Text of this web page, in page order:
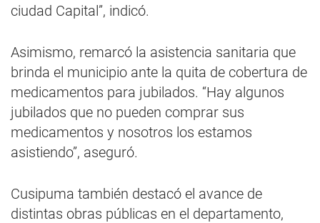
ciudad Capital”, indicó.
Asimismo, remarcó la asistencia sanitaria que
brinda el municipio ante la quita de cobertura de
medicamentos para jubilados. “Hay algunos
jubilados que no pueden comprar sus
medicamentos y nosotros los estamos
asistiendo”, aseguró.
Cusipuma también destacó el avance de
distintas obras públicas en el departamento,